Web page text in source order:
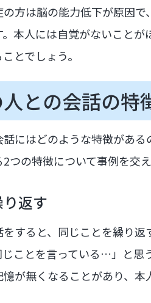
の方は脳の能力低下が原因
本人には自覚がないこと
とでしょう。
との会話の特
にはどのような特徴があ
つの特徴について事例を交え
返す
すると、同じことを繰り
じことを言っている…」と思
が無くなることがあり、